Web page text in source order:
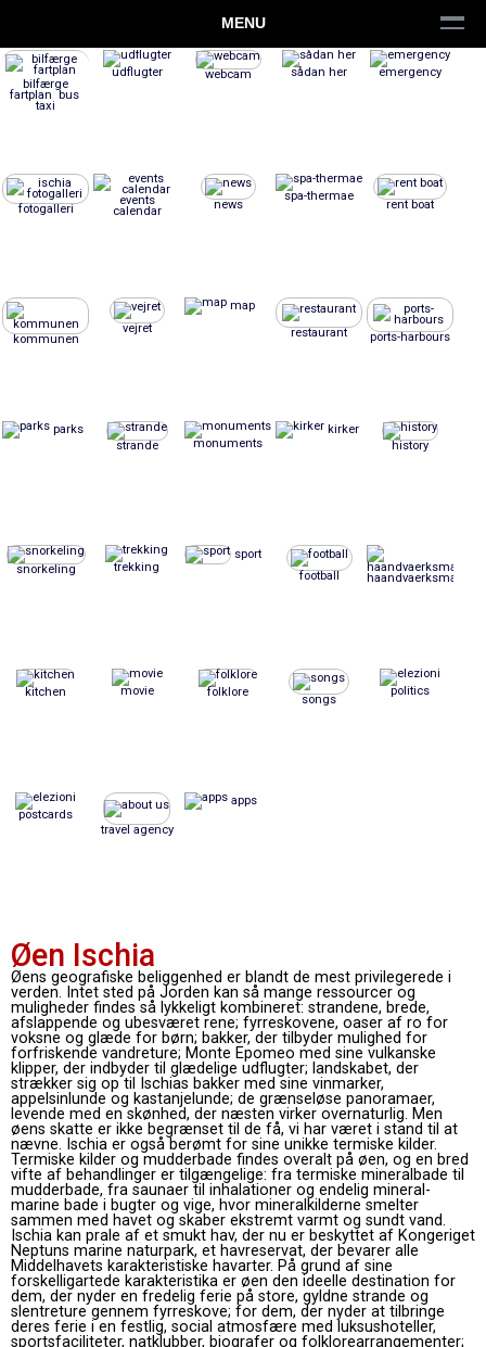
MENU
bilfærge
fartplan bus
taxi
udflugter webcam sådan her emergency
fotogalleri
events
calendar news
spa-thermae
rent boat
kommunen
vejret
map
restaurant
ports-harbours
parks
strande
monuments
kirker
history
snorkeling trekking
sport
football
kitchen movie folklore
songs
politics
postcards
travel agency
apps
Øen Ischia
Øens geografiske beliggenhed er blandt de mest privilegerede i
verden. Intet sted på Jorden kan så mange ressourcer og
muligheder findes så lykkeligt kombineret: strandene, brede,
afslappende og ubesværet rene; fyrreskovene, oaser af ro for
voksne og glæde for børn; bakker, der tilbyder mulighed for
forfriskende vandreture; Monte Epomeo med sine vulkanske
klipper, der indbyder til glædelige udflugter; landskabet, der
strækker sig op til Ischias bakker med sine vinmarker,
appelsinlunde og kastanjelunde; de ​​grænseløse panoramaer,
levende med en skønhed, der næsten virker overnaturlig. Men
øens skatte er ikke begrænset til de få, vi har været i stand til at
nævne. Ischia er også berømt for sine unikke termiske kilder.
Termiske kilder og mudderbade findes overalt på øen, og en bred
vifte af behandlinger er tilgængelige: fra termiske mineralbade til
mudderbade, fra saunaer til inhalationer og endelig mineral-
marine bade i bugter og vige, hvor mineralkilderne smelter
sammen med havet og skaber ekstremt varmt og sundt vand.
Ischia kan prale af et smukt hav, der nu er beskyttet af Kongeriget
Neptuns marine naturpark, et havreservat, der bevarer alle
Middelhavets karakteristiske havarter. På grund af sine
forskelligartede karakteristika er øen den ideelle destination for
dem, der nyder en fredelig ferie på store, gyldne strande og
slentreture gennem fyrreskove; for dem, der nyder at tilbringe
deres ferie i en festlig, social atmosfære med luksushoteller,
sportsfaciliteter, natklubber, biografer og folklorearrangementer;